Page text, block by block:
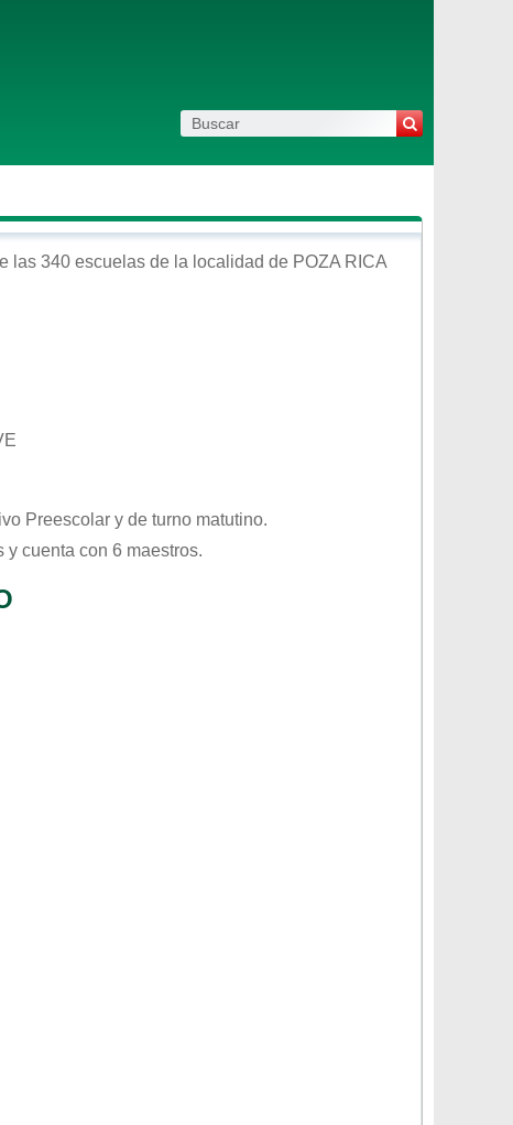
las 340 escuelas de la localidad de POZA RICA
Preescolar y de turno matutino.
cuenta con 6 maestros.